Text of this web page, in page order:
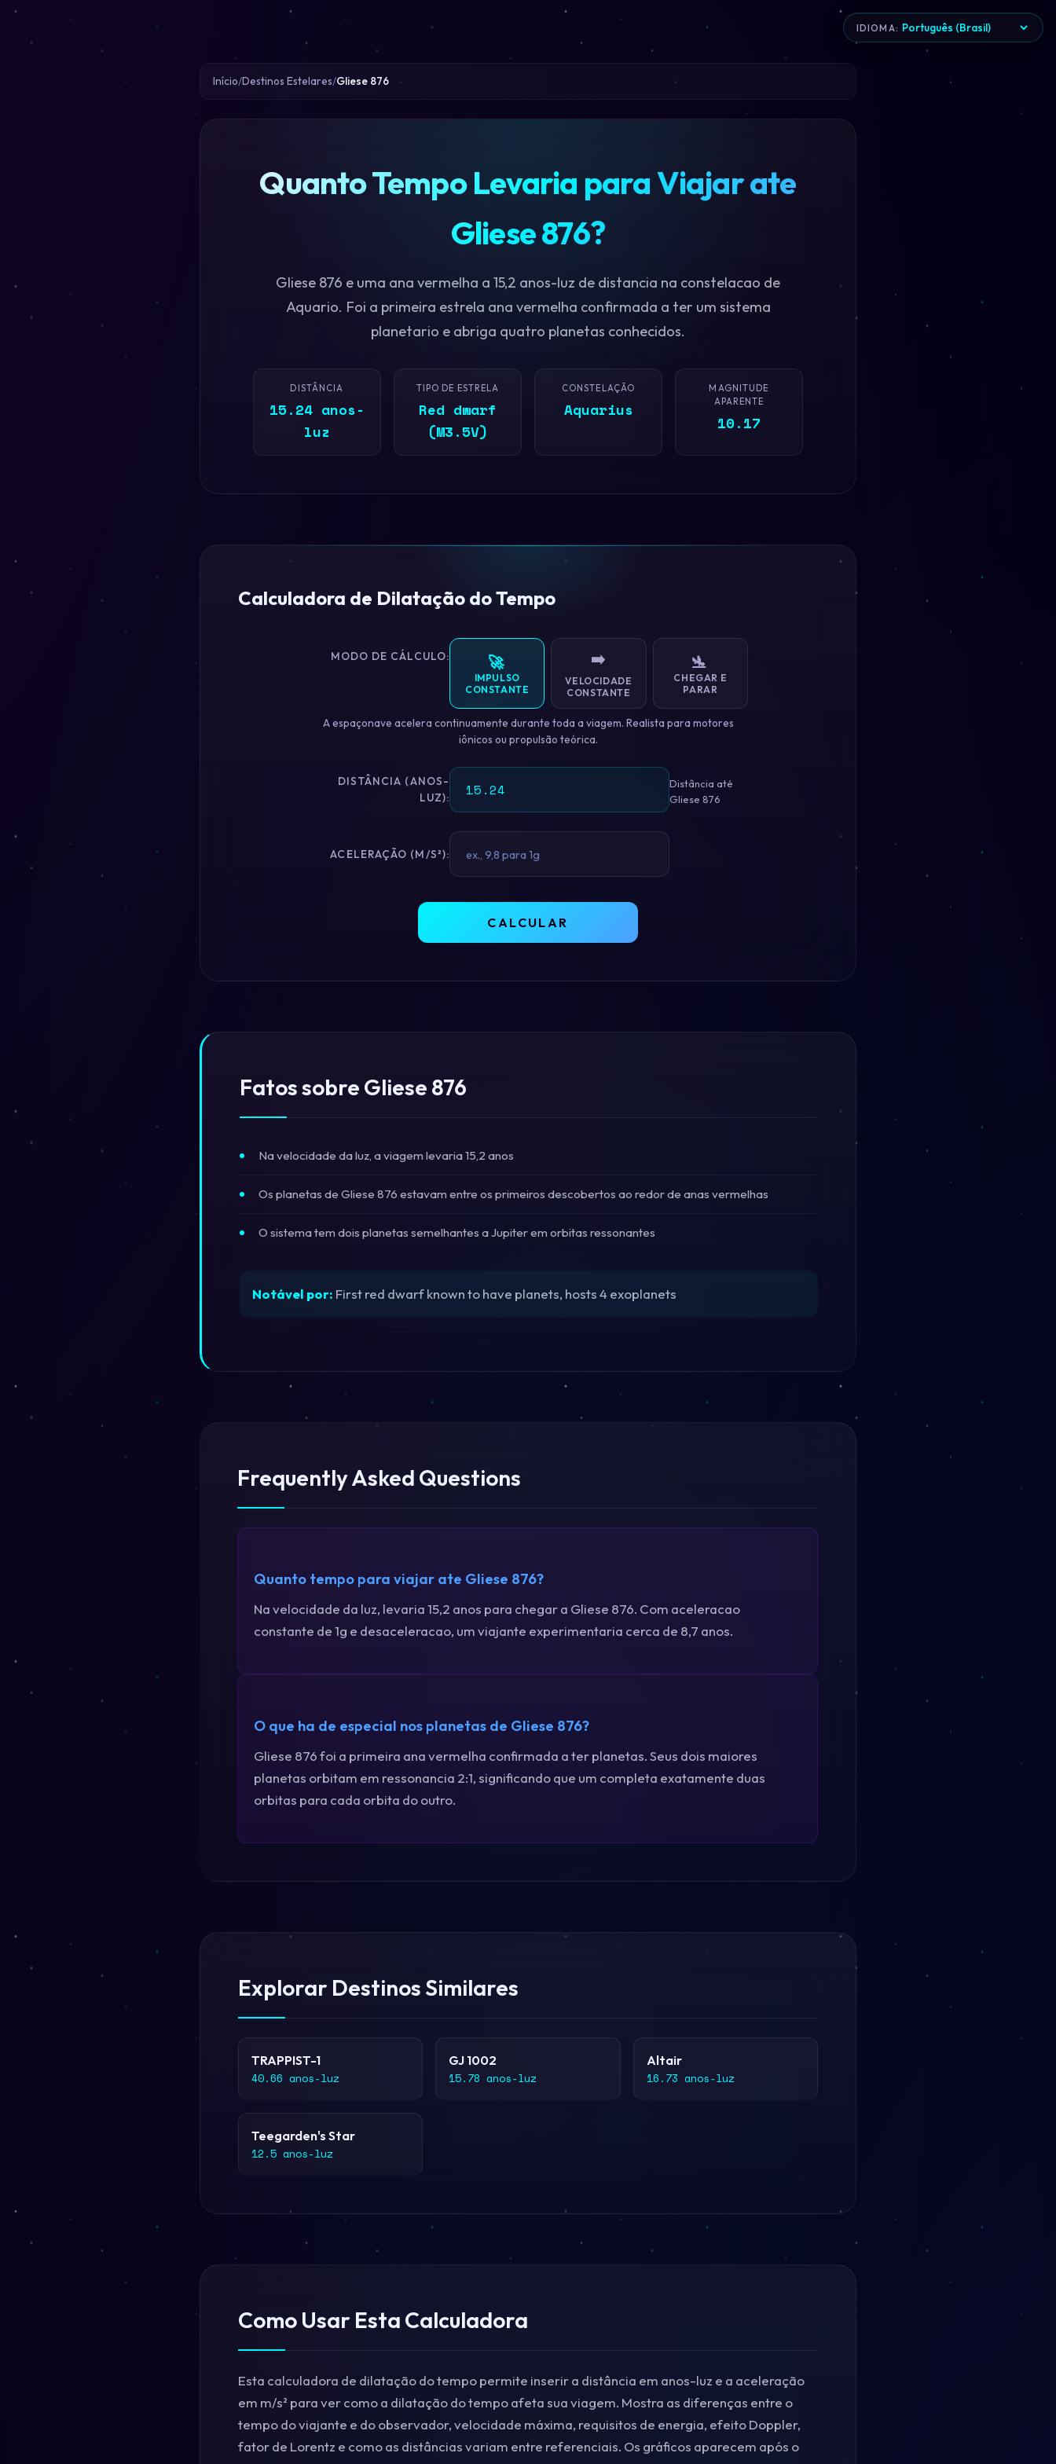
IDIOMA:
Início Destinos Estelares Gliese 876
Quanto Tempo Levaria para Viajar ate
Gliese 876?
Gliese 876 e uma ana vermelha a 15,2 anos-luz de distancia na constelacao de
Aquario. Foi a primeira estrela ana vermelha confirmada a ter um sistema
planetario e abriga quatro planetas conhecidos.
DISTÂNCIA
15.24 anos-
luz
TIPO DE ESTRELA
Red dwarf
(M3.5V)
CONSTELAÇÃO
Aquarius
MAGNITUDE
APARENTE
10.17
Calculadora de Dilatação do Tempo
MODO DE CÁLCULO: 🚀
IMPULSO
CONSTANTE
➡️
VELOCIDADE
CONSTANTE
🛬
CHEGAR E
PARAR
A espaçonave acelera continuamente durante toda a viagem. Realista para motores
iônicos ou propulsão teórica.
DISTÂNCIA (ANOS-
LUZ):
Distância até
Gliese 876
ACELERAÇÃO (M/S²):
CALCULAR
Fatos sobre Gliese 876
Na velocidade da luz, a viagem levaria 15,2 anos
Os planetas de Gliese 876 estavam entre os primeiros descobertos ao redor de anas vermelhas
O sistema tem dois planetas semelhantes a Jupiter em orbitas ressonantes
Notável por: First red dwarf known to have planets, hosts 4 exoplanets
Frequently Asked Questions
Quanto tempo para viajar ate Gliese 876?
Na velocidade da luz, levaria 15,2 anos para chegar a Gliese 876. Com aceleracao
constante de 1g e desaceleracao, um viajante experimentaria cerca de 8,7 anos.
O que ha de especial nos planetas de Gliese 876?
Gliese 876 foi a primeira ana vermelha confirmada a ter planetas. Seus dois maiores
planetas orbitam em ressonancia 2:1, significando que um completa exatamente duas
orbitas para cada orbita do outro.
Explorar Destinos Similares
TRAPPIST-1
40.66 anos-luz
GJ 1002
15.78 anos-luz
Altair
16.73 anos-luz
Teegarden's Star
12.5 anos-luz
Como Usar Esta Calculadora
Esta calculadora de dilatação do tempo permite inserir a distância em anos-luz e a aceleração
em m/s² para ver como a dilatação do tempo afeta sua viagem. Mostra as diferenças entre o
tempo do viajante e do observador, velocidade máxima, requisitos de energia, efeito Doppler,
fator de Lorentz e como as distâncias variam entre referenciais. Os gráficos aparecem após o